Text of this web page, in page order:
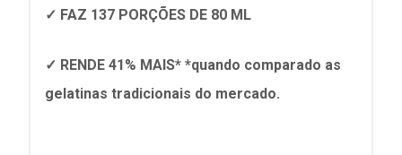
✓ FAZ 137 PORÇÕES DE 80 ML
✓ RENDE 41% MAIS* *quando comparado as
gelatinas tradicionais do mercado.